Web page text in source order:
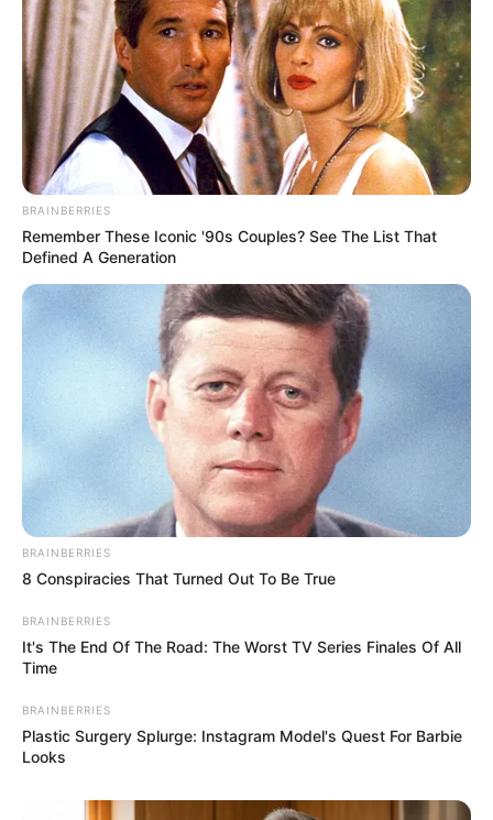
Top Buzz
BRAINBERRIES
Remember These Iconic '90s Couples? See The List That
Defined A Generation
BRAINBERRIES
8 Conspiracies That Turned Out To Be True
BRAINBERRIES
It's The End Of The Road: The Worst TV Series Finales Of All
Time
BRAINBERRIES
Plastic Surgery Splurge: Instagram Model's Quest For Barbie
Looks